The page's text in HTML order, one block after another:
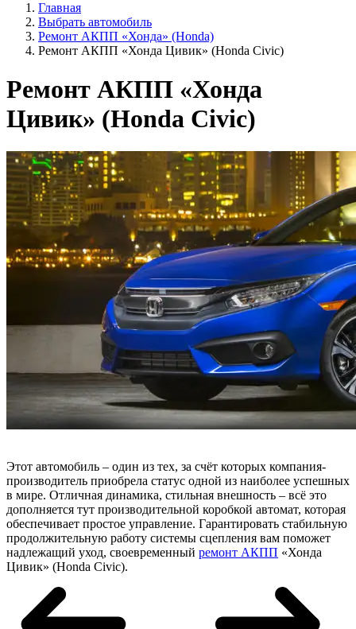
Главная
Выбрать автомобиль
Ремонт АКПП «Хонда» (Honda)
Ремонт АКПП «Хонда Цивик» (Honda Civic)
Ремонт АКПП «Хонда
Цивик» (Honda Civic)
Этот автомобиль – один из тех, за счёт которых компания-
производитель приобрела статус одной из наиболее успешных
в мире. Отличная динамика, стильная внешность – всё это
дополняется тут производительной коробкой автомат, которая
обеспечивает простое управление. Гарантировать стабильную
продолжительную работу системы сцепления вам поможет
надлежащий уход, своевременный ремонт АКПП «Хонда
Цивик» (Honda Civic).